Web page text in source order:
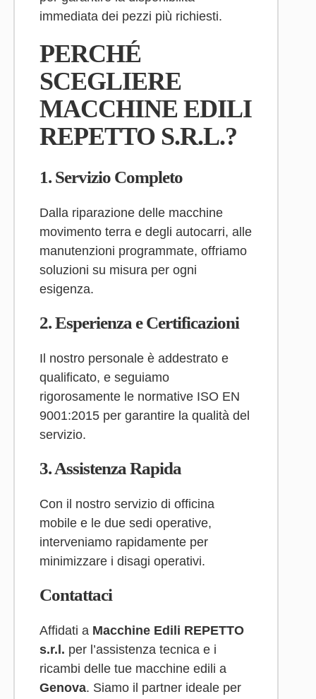
immediata dei pezzi più richiesti.
PERCHÉ
SCEGLIERE
MACCHINE EDILI
REPETTO S.R.L.?
1. Servizio Completo
Dalla riparazione delle macchine
movimento terra e degli autocarri, alle
manutenzioni programmate, offriamo
soluzioni su misura per ogni
esigenza.
2.Esperienza e Certificazioni
Il nostro personale è addestrato e
qualificato, e seguiamo
rigorosamente le normative ISO EN
9001:2015 per garantire la qualità del
servizio.
3.Assistenza Rapida
Con il nostro servizio di officina
mobile e le due sedi operative,
interveniamo rapidamente per
minimizzare i disagi operativi.
Contattaci
Affidati a Macchine Edili REPETTO
s.r.l. per l’assistenza tecnica e i
ricambi delle tue macchine edili a
Genova. Siamo il partner ideale per